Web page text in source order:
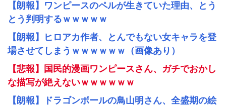
【朗報】ワンピースのペルが生きていた理由、とう
とう判明するｗｗｗｗｗ
【朗報】ヒロアカ作者、とんでもない女キャラを登
場させてしまうｗｗｗｗｗｗ（画像あり）
【悲報】国民的漫画ワンピースさん、ガチでおかし
な描写が絶えないｗｗｗｗｗｗ
【朗報】ドラゴンボールの鳥山明さん、全盛期の絵